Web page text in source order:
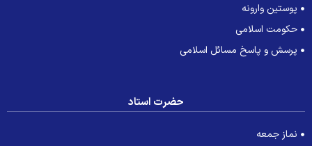
پوستین وارونه
حکومت اسلامی
پرسش و پاسخ مسائل اسلامی
حضرت استاد
نماز جمعه